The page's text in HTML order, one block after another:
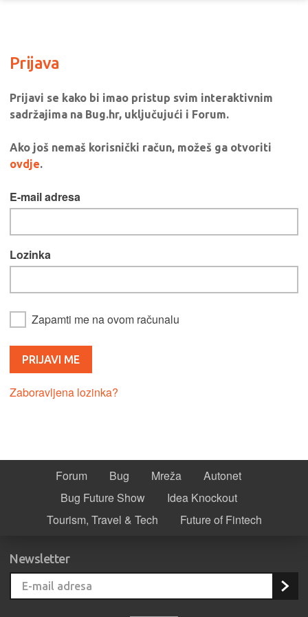
Prijava
Prijavi se kako bi imao pristup svim interaktivnim
sadržajima na Bug.hr, uključujući i Forum.
Ako još nemaš korisnički račun, možeš ga otvoriti
ovdje.
E-mail adresa
Lozinka
Zapamti me na ovom računalu
Zaboravljena lozinka?
Forum Bug Mreža
Autonet
Bug Future Show
Idea Knockout
Tourism, Travel & Tech
Future of Fintech
Newsletter